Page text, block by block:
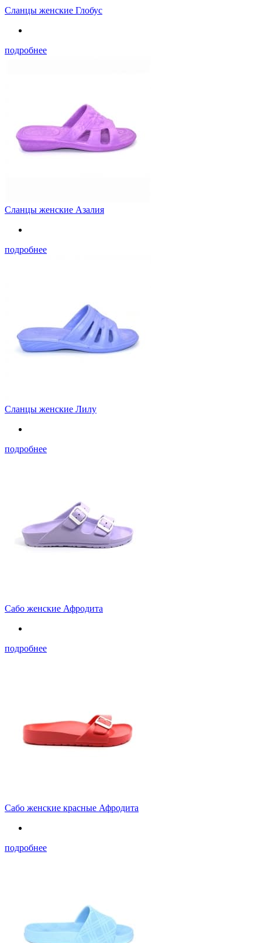
Сланцы женские Глобус
подробнее
Сланцы женские Азалия
подробнее
Сланцы женские Лилу
подробнее
Сабо женские Афродита
подробнее
Сабо женские красные Афродита
подробнее